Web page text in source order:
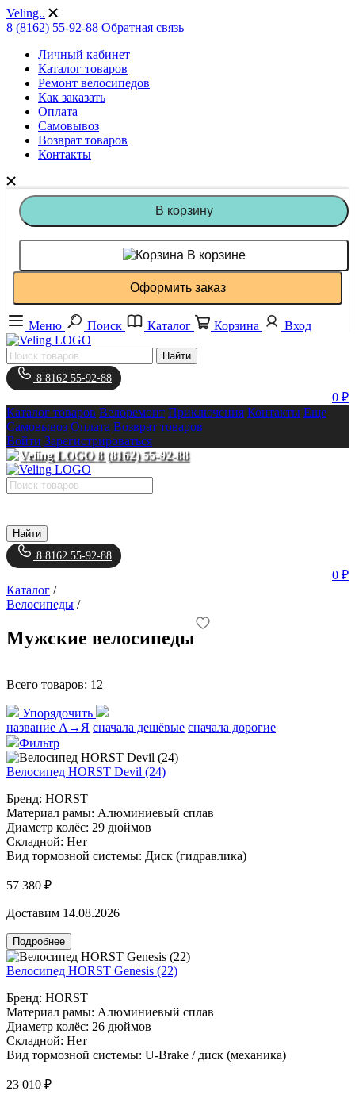
Veling..
8 (8162) 55-92-88 Обратная связь
Личный кабинет
Каталог товаров
Ремонт велосипедов
Как заказать
Оплата
Самовывоз
Возврат товаров
Контакты
В корзину
В корзине
Оформить заказ
Меню Поиск Каталог Корзина Вход
Найти
8 8162 55-92-88
0 ₽
Каталог товаров Велоремонт Приключения Контакты Еще
Самовывоз Оплата Возврат товаров
Войти Зарегистрироваться
8 (8162) 55-92-88
Найти
8 8162 55-92-88
0 ₽
Каталог /
Велосипеды /
Мужские велосипеды
Всего товаров: 12
Упорядочить
название А→Я сначала дешёвые сначала дорогие
Фильтр
Велосипед HORST Devil (24)
Бренд: HORST
Материал рамы: Алюминиевый сплав
Диаметр колёс: 29 дюймов
Складной: Нет
Вид тормозной системы: Диск (гидравлика)
57 380 ₽
Доставим 14.08.2026
Подробнее
Велосипед HORST Genesis (22)
Бренд: HORST
Материал рамы: Алюминиевый сплав
Диаметр колёс: 26 дюймов
Складной: Нет
Вид тормозной системы: U-Brake / диск (механика)
23 010 ₽